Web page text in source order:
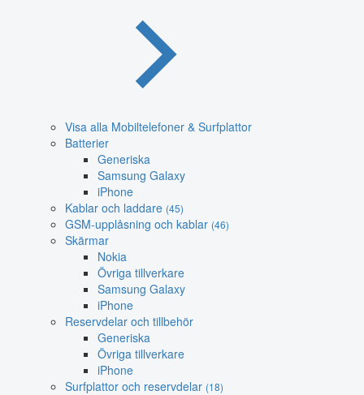
Visa alla Mobiltelefoner & Surfplattor
Batterier
Generiska
Samsung Galaxy
iPhone
Kablar och laddare (45)
GSM-upplåsning och kablar (46)
Skärmar
Nokia
Övriga tillverkare
Samsung Galaxy
iPhone
Reservdelar och tillbehör
Generiska
Övriga tillverkare
iPhone
Surfplattor och reservdelar (18)